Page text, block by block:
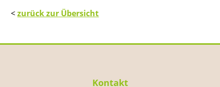
<zurück zur Übersicht
Kontakt